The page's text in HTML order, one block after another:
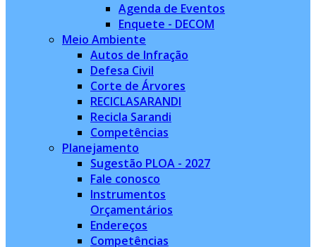
Agenda de Eventos
Enquete - DECOM
Meio Ambiente
Autos de Infração
Defesa Civil
Corte de Árvores
RECICLASARANDI
Recicla Sarandi
Competências
Planejamento
Sugestão PLOA - 2027
Fale conosco
Instrumentos
Orçamentários
Endereços
Competências